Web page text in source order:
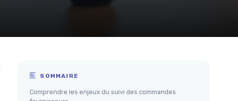
SOMMAIRE
Comprendre les enjeux du suivi des commandes